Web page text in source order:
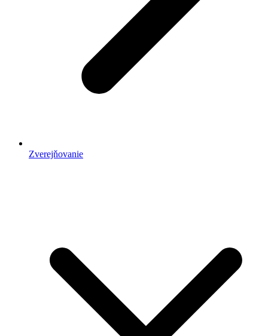
Zverejňovanie